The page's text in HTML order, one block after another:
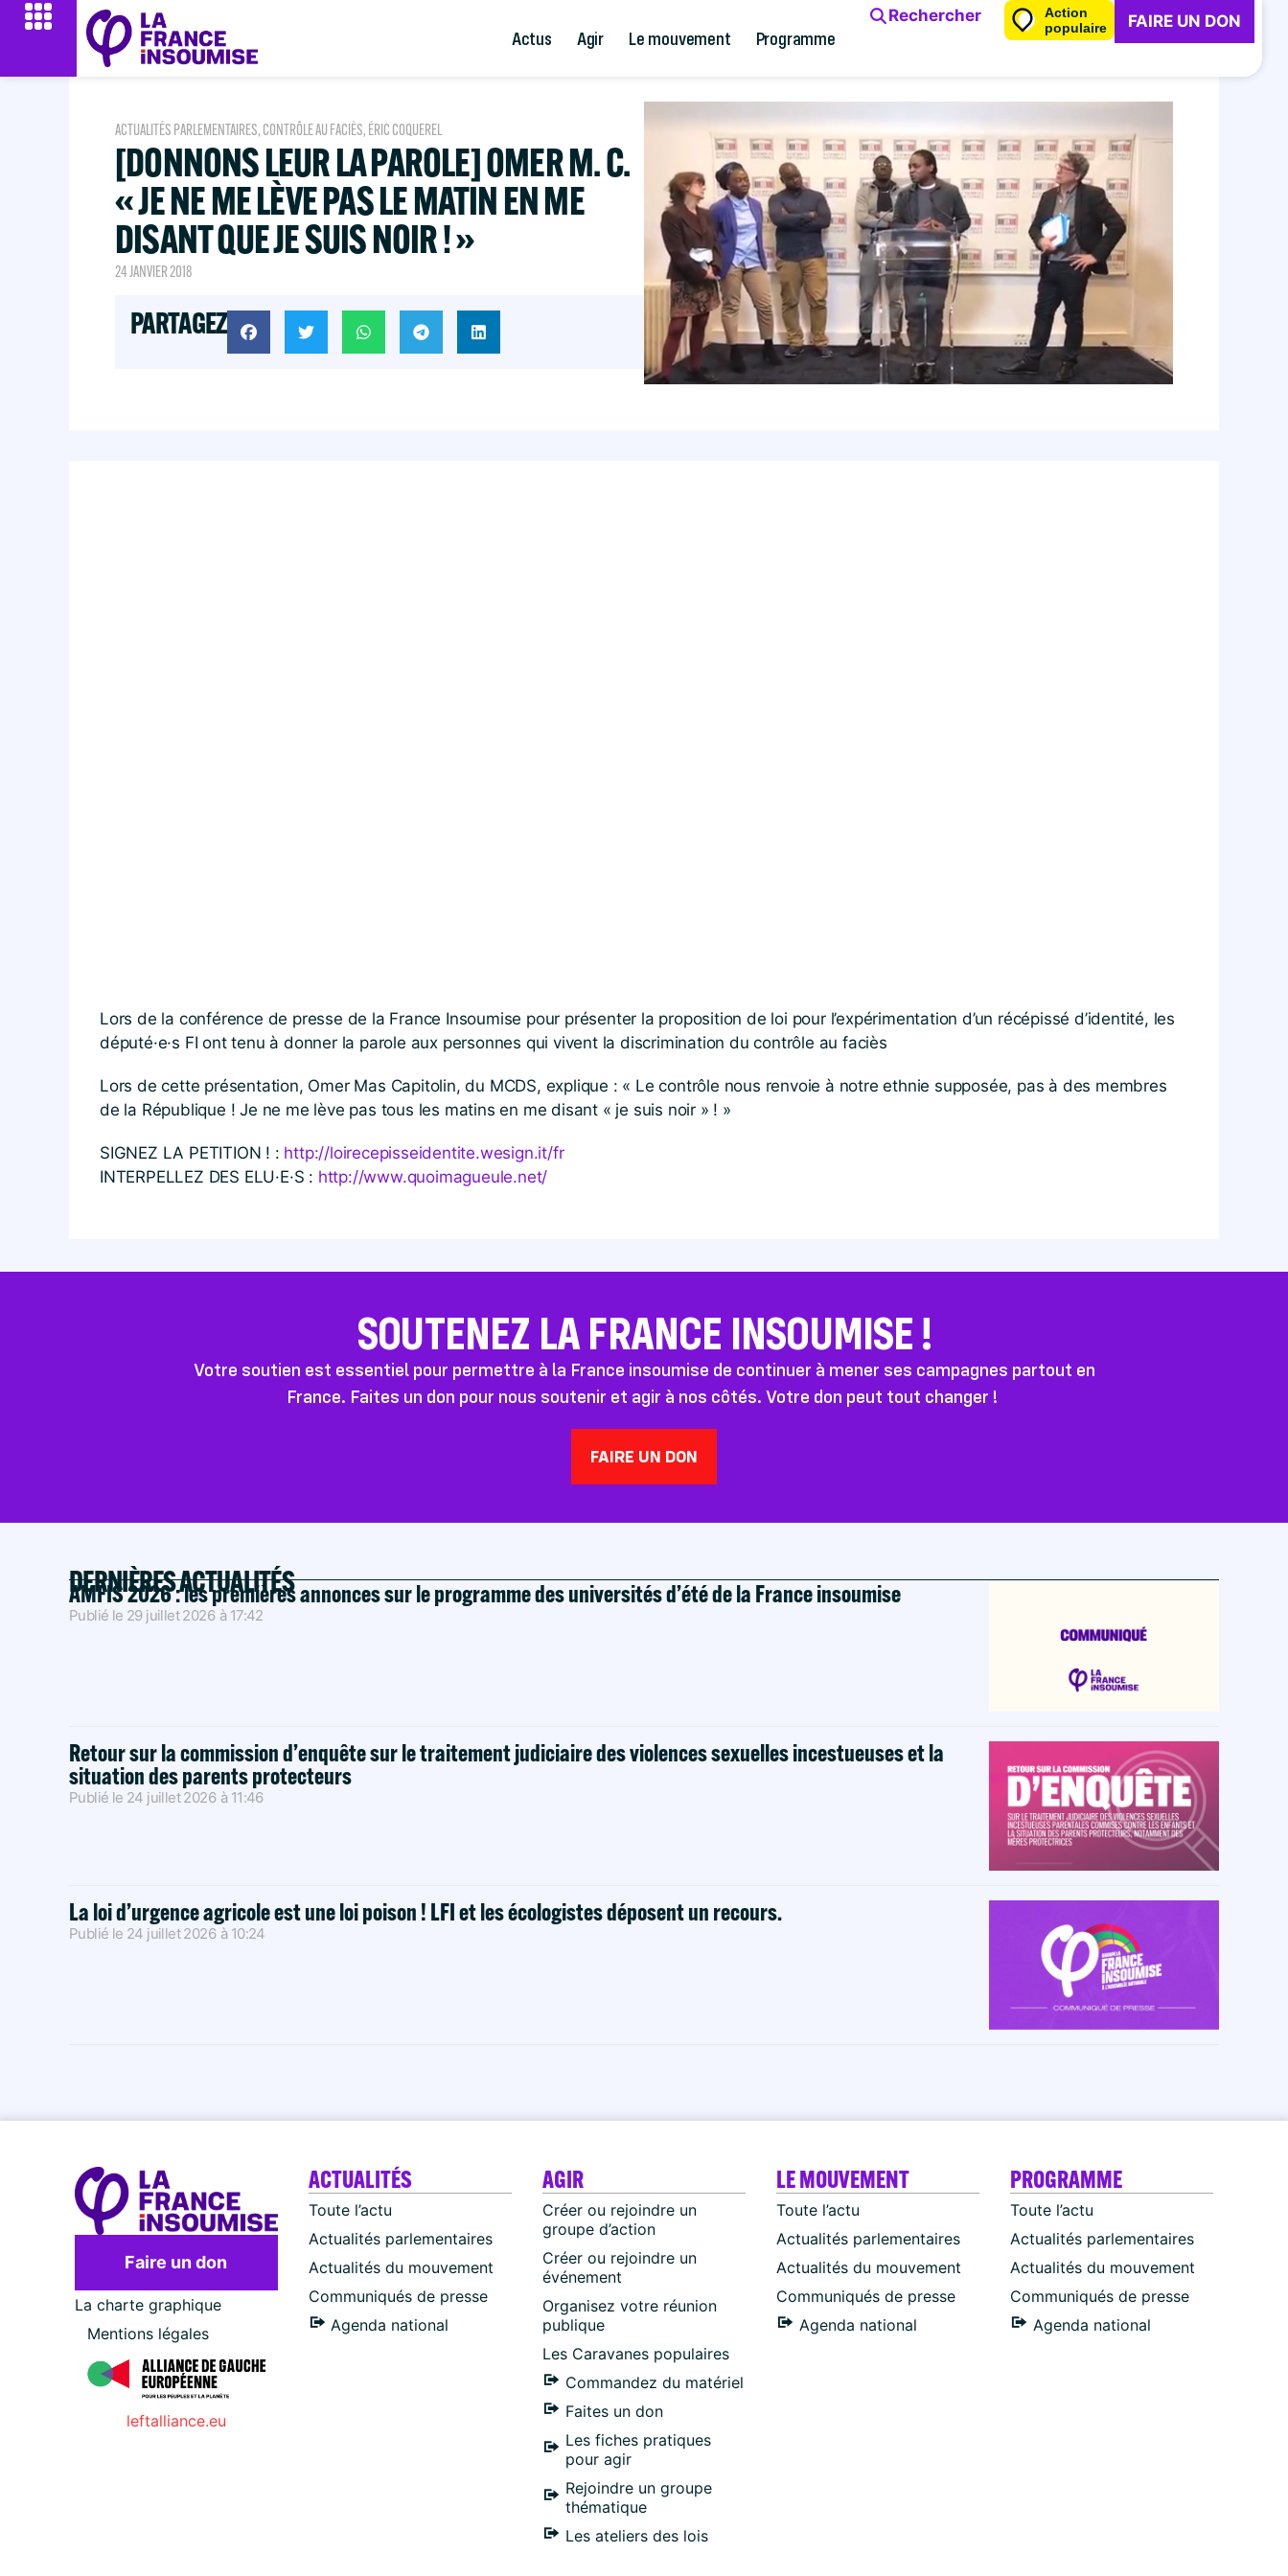
Actus Agir Le mouvement Programme
Rechercher
Action
populaire
FAIRE UN DON
ACTUALITÉS PARLEMENTAIRES, CONTRÔLE AU FACIÈS, ÉRIC COQUEREL
[DONNONS LEUR LA PAROLE] OMER M. C.
« JE NE ME LÈVE PAS LE MATIN EN ME
DISANT QUE JE SUIS NOIR ! »
24 JANVIER 2018
PARTAGEZ
Lors de la conférence de presse de la France Insoumise pour présenter la proposition de loi pour l’expérimentation d’un récépissé d’identité, les
député·e·s FI ont tenu à donner la parole aux personnes qui vivent la discrimination du contrôle au faciès
Lors de cette présentation, Omer Mas Capitolin, du MCDS, explique : « Le contrôle nous renvoie à notre ethnie supposée, pas à des membres
de la République ! Je ne me lève pas tous les matins en me disant « je suis noir » ! »
SIGNEZ LA PETITION ! : http://​loirecepisseidentite​.wesign​.it/fr
INTERPELLEZ DES ELU·E·S : http://​www​.quoimagueule​.net/
SOUTENEZ LA FRANCE INSOUMISE !
Votre soutien est essentiel pour permettre à la France insoumise de continuer à mener ses campagnes partout en
France. Faites un don pour nous soutenir et agir à nos côtés. Votre don peut tout changer !
FAIRE UN DON
DERNIÈRES ACTUALITÉS
AMFIS 2026 : les premières annonces sur le programme des universités d’été de la France insoumise
Publié le 29 juillet 2026 à 17:42
Retour sur la commission d’enquête sur le traitement judiciaire des violences sexuelles incestueuses et la
situation des parents protecteurs
Publié le 24 juillet 2026 à 11:46
La loi d’urgence agricole est une loi poison ! LFI et les écologistes déposent un recours.
Publié le 24 juillet 2026 à 10:24
Faire un don
La charte graphique
Mentions légales
leftalliance.eu
ACTUALITÉS
Toute l’actu
Actualités parlementaires
Actualités du mouvement
Communiqués de presse
Agenda national
AGIR
Créer ou rejoindre un
groupe d’action
Créer ou rejoindre un
événement
Organisez votre réunion
publique
Les Caravanes populaires
Commandez du matériel
Faites un don
Les fiches pratiques
pour agir
Rejoindre un groupe
thématique
Les ateliers des lois
LE MOUVEMENT
Toute l’actu
Actualités parlementaires
Actualités du mouvement
Communiqués de presse
Agenda national
PROGRAMME
Toute l’actu
Actualités parlementaires
Actualités du mouvement
Communiqués de presse
Agenda national